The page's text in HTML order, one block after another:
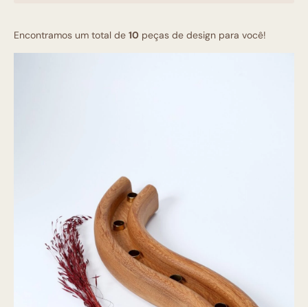
Encontramos um total de 10 peças de design para você!